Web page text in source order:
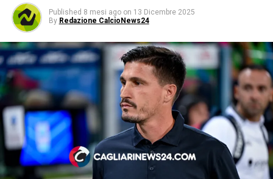
Published 8 mesi ago on 13 Dicembre 2025
By Redazione CalcioNews24